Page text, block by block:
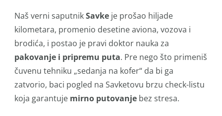
Naš verni saputnikSavke je prošao hiljade
kilometara, promenio desetine aviona, vozova i
brodića, i postao je pravi doktor nauka za
pakovanje i pripremu puta. Pre nego što primeniš
čuvenu tehniku „sedanja na kofer“ da bi ga
zatvorio, baci pogled na Savketovu brzu check-listu
koja garantuje mirno putovanje bez stresa.